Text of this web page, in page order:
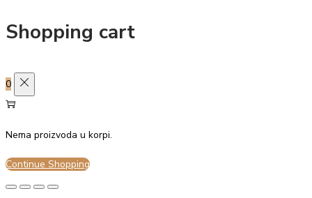
Shopping cart
0
Nema proizvoda u korpi.
Continue Shopping